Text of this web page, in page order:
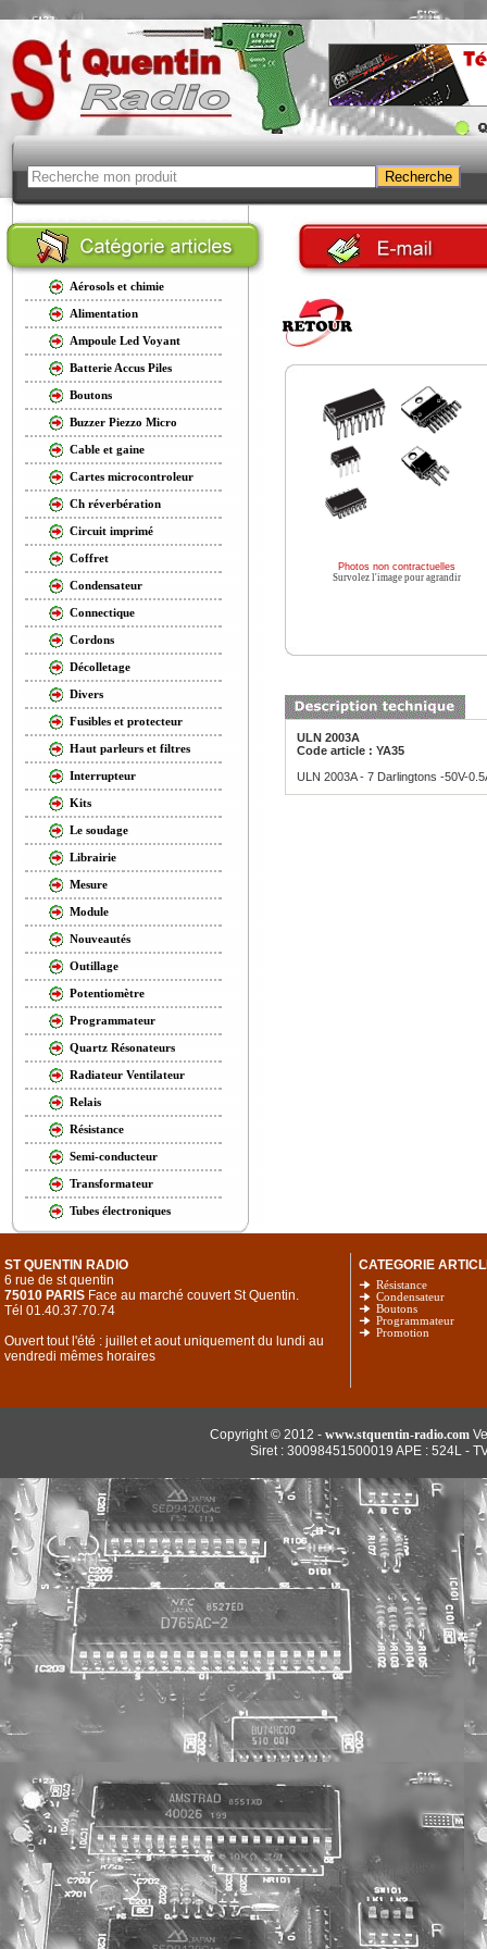
Aérosols et chimie
Alimentation
Ampoule Led Voyant
Batterie Accus Piles
Boutons
Buzzer Piezzo Micro
Cable et gaine
Cartes microcontroleur
Ch réverbération
Circuit imprimé
Coffret
Condensateur
Connectique
Cordons
Décolletage
Divers
Fusibles et protecteur
Haut parleurs et filtres
Interrupteur
Kits
Le soudage
Librairie
Mesure
Module
Nouveautés
Outillage
Potentiomètre
Programmateur
Quartz Résonateurs
Radiateur Ventilateur
Relais
Résistance
Semi-conducteur
Transformateur
Tubes électroniques
Photos non contractuelles
Survolez l'image pour agrandir
ULN 2003A
Code article : YA35
ULN 2003A - 7 Darlingtons -50V-
ST QUENTIN RADIO
6 rue de st quentin
75010 PARIS Face au marché couvert St Quentin.
Tél 01.40.37.70.74
Ouvert tout l'été : juillet et aout uniquement du lundi au
vendredi mêmes horaires
CATEGORIE
Résistance
Condensateur
Boutons
Programmateur
Promotion
Copyright © 2012 - www.stquentin-radio.com
Siret : 30098451500019 APE : 524L -